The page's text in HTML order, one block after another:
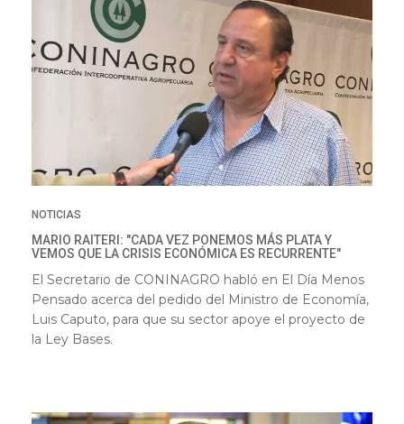
NOTICIAS
MARIO RAITERI: "CADA VEZ PONEMOS MÁS PLATA Y
VEMOS QUE LA CRISIS ECONÓMICA ES RECURRENTE"
El Secretario de CONINAGRO habló en El Día Menos
Pensado acerca del pedido del Ministro de Economía,
Luis Caputo, para que su sector apoye el proyecto de
la Ley Bases.